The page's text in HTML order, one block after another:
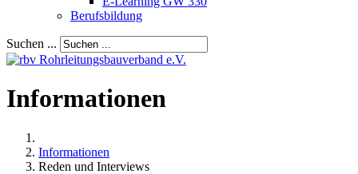
Berufsbildung
Suchen ...
Informationen
Informationen
Reden und Interviews